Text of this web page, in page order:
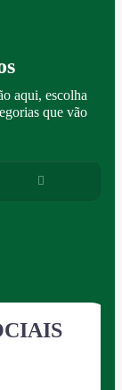
aqui, escolha
que vão